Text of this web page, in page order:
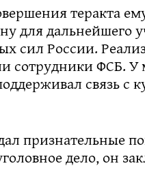
теракта
для дальнейшего
сил России.
сотрудники ФСБ.
связь с
признательные
дело, он